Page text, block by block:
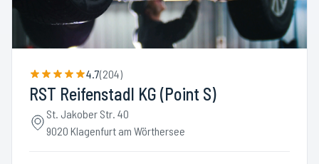
4.7(204)
RST Reifenstadl KG (Point S)
St. Jakober Str. 40
9020 Klagenfurt am Wörthersee